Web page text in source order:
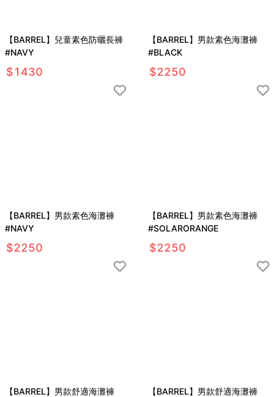
【BARREL】兒童素色防曬長褲
#NAVY
$1430
【BARREL】男款素色海灘褲
#BLACK
$2250
【BARREL】男款素色海灘褲
#NAVY
$2250
【BARREL】男款素色海灘褲
#SOLARORANGE
$2250
【BARREL】男款舒適海灘褲
【BARREL】男款舒適海灘褲